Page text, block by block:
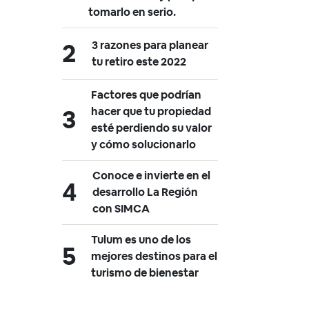
tomarlo en serio.
3 razones para planear
tu retiro este 2022
Factores que podrían
hacer que tu propiedad
esté perdiendo su valor
y cómo solucionarlo
Conoce e invierte en el
desarrollo La Región
con SIMCA
Tulum es uno de los
mejores destinos para el
turismo de bienestar